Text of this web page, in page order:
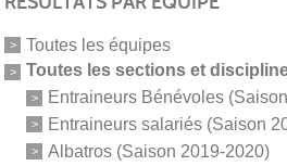
Toutes les équipes
Toutes les sections et
Entraineurs Bénévoles
Entraineurs salariés (Saison
Albatros (Saison 2019-2020)